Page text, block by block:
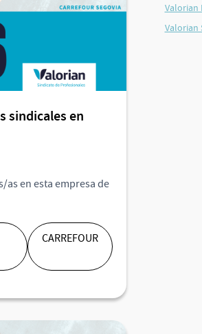
sindicales en
as en esta empresa de
CARREFOUR
Valorian
Valorian